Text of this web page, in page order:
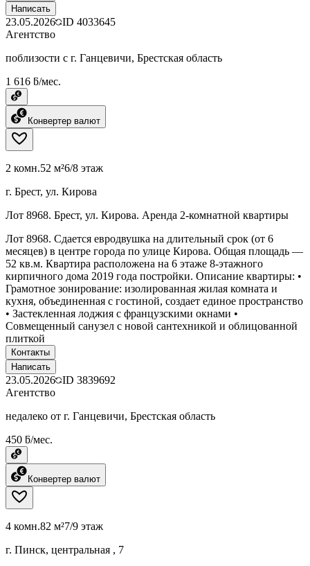
Написать
23.05.2026 ID 4033645
Агентство
поблизости с г. Ганцевичи, Брестская область
1 616 ƃ/мес.
Конвертер валют
2 комн.52 м²6/8 этаж
г. Брест, ул. Кирова
Лот 8968. Брест, ул. Кирова. Аренда 2-комнатной квартиры
Лот 8968. Сдается евродвушка на длительный срок (от 6
месяцев) в центре города по улице Кирова. Общая площадь —
52 кв.м. Квартира расположена на 6 этаже 8-этажного
кирпичного дома 2019 года постройки. Описание квартиры: •
Грамотное зонирование: изолированная жилая комната и
кухня, объединенная с гостиной, создает единое пространство
• Застекленная лоджия с французскими окнами •
Совмещенный санузел с новой сантехникой и облицованной
плиткой
Контакты
Написать
23.05.2026 ID 3839692
Агентство
недалеко от г. Ганцевичи, Брестская область
450 ƃ/мес.
Конвертер валют
4 комн.82 м²7/9 этаж
г. Пинск, центральная , 7